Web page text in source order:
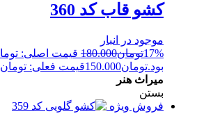
کشو قاب کد 360
موجود در انبار
17%تومان180.000
بود.تومان150.000قیمت فعلی: تومان150.000.
میراث هنر
بستن
فروش ویژه